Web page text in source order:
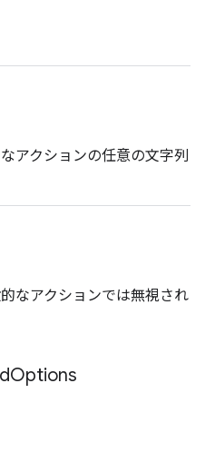
アクションの任意の文字列
なアクションでは無視され
Options